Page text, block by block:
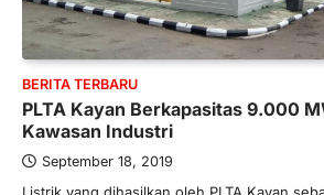
BERITA TERBARU
PLTA Kayan Berkapasitas 9.000
Kawasan Industri
September 18, 2019
Banyak Negara
Industri Pupuk
Bergairah?
Ketegangan di Timur
mengubah peta
global, termasuk